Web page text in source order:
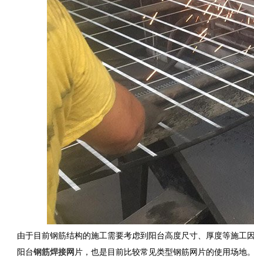
由于目前钢筋结构的施工需要考虑到阳台高度尺寸、厚度等施工因
阳台钢筋焊接网 片，也是目前比较常见类型钢筋网片的使用场地。